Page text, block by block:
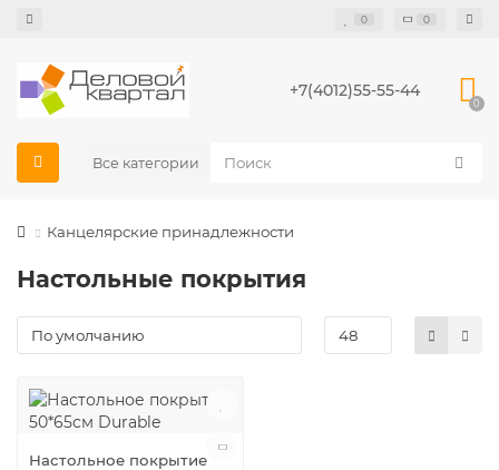
0 0
+7(4012)55-55-44
0
Все категории
Канцелярские принадлежности
Настольные покрытия
Настольное покрытие